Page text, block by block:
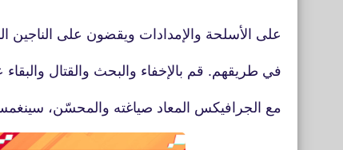
على الأسلحة والإمدادات ويقضون على الناجين
في طريقهم. قم بالإخفاء والبحث والقتال والبقاء
مع الجرافيكس المعاد صياغته والمحسّن،